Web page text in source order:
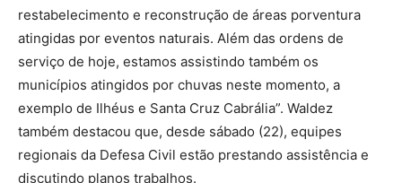
restabelecimento e reconstrução de áreas porventura
atingidas por eventos naturais. Além das ordens de
serviço de hoje, estamos assistindo também os
municípios atingidos por chuvas neste momento, a
exemplo de Ilhéus e Santa Cruz Cabrália”. Waldez
também destacou que, desde sábado (22), equipes
regionais da Defesa Civil estão prestando assistência e
discutindo planos trabalhos.